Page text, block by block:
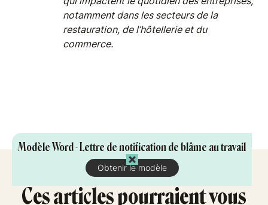
Modèle Word - Lettre de notification de blâme au travail
Obtenir le modèle
notamment dans les secteurs de la
restauration, de l’hôtellerie et du
commerce.
Ces articles pourraient vous